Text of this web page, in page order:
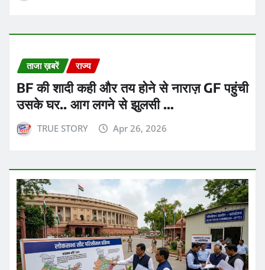
ताजा ख़बरें राज्य
BF की शादी कही और तय होने से नाराज़ GF पहुंची
उसके घर.. आग लगने से झुलसी …
TRUE STORY Apr 26, 2026